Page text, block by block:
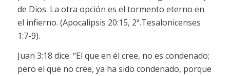
de Dios. La otra opción es el tormento eterno en
el infierno. (Apocalipsis 20:15, 2ª.Tesalonicenses
1:7-9).
Juan 3:18 dice: “El que en él cree, no es condenado;
pero el que no cree, ya ha sido condenado, porque